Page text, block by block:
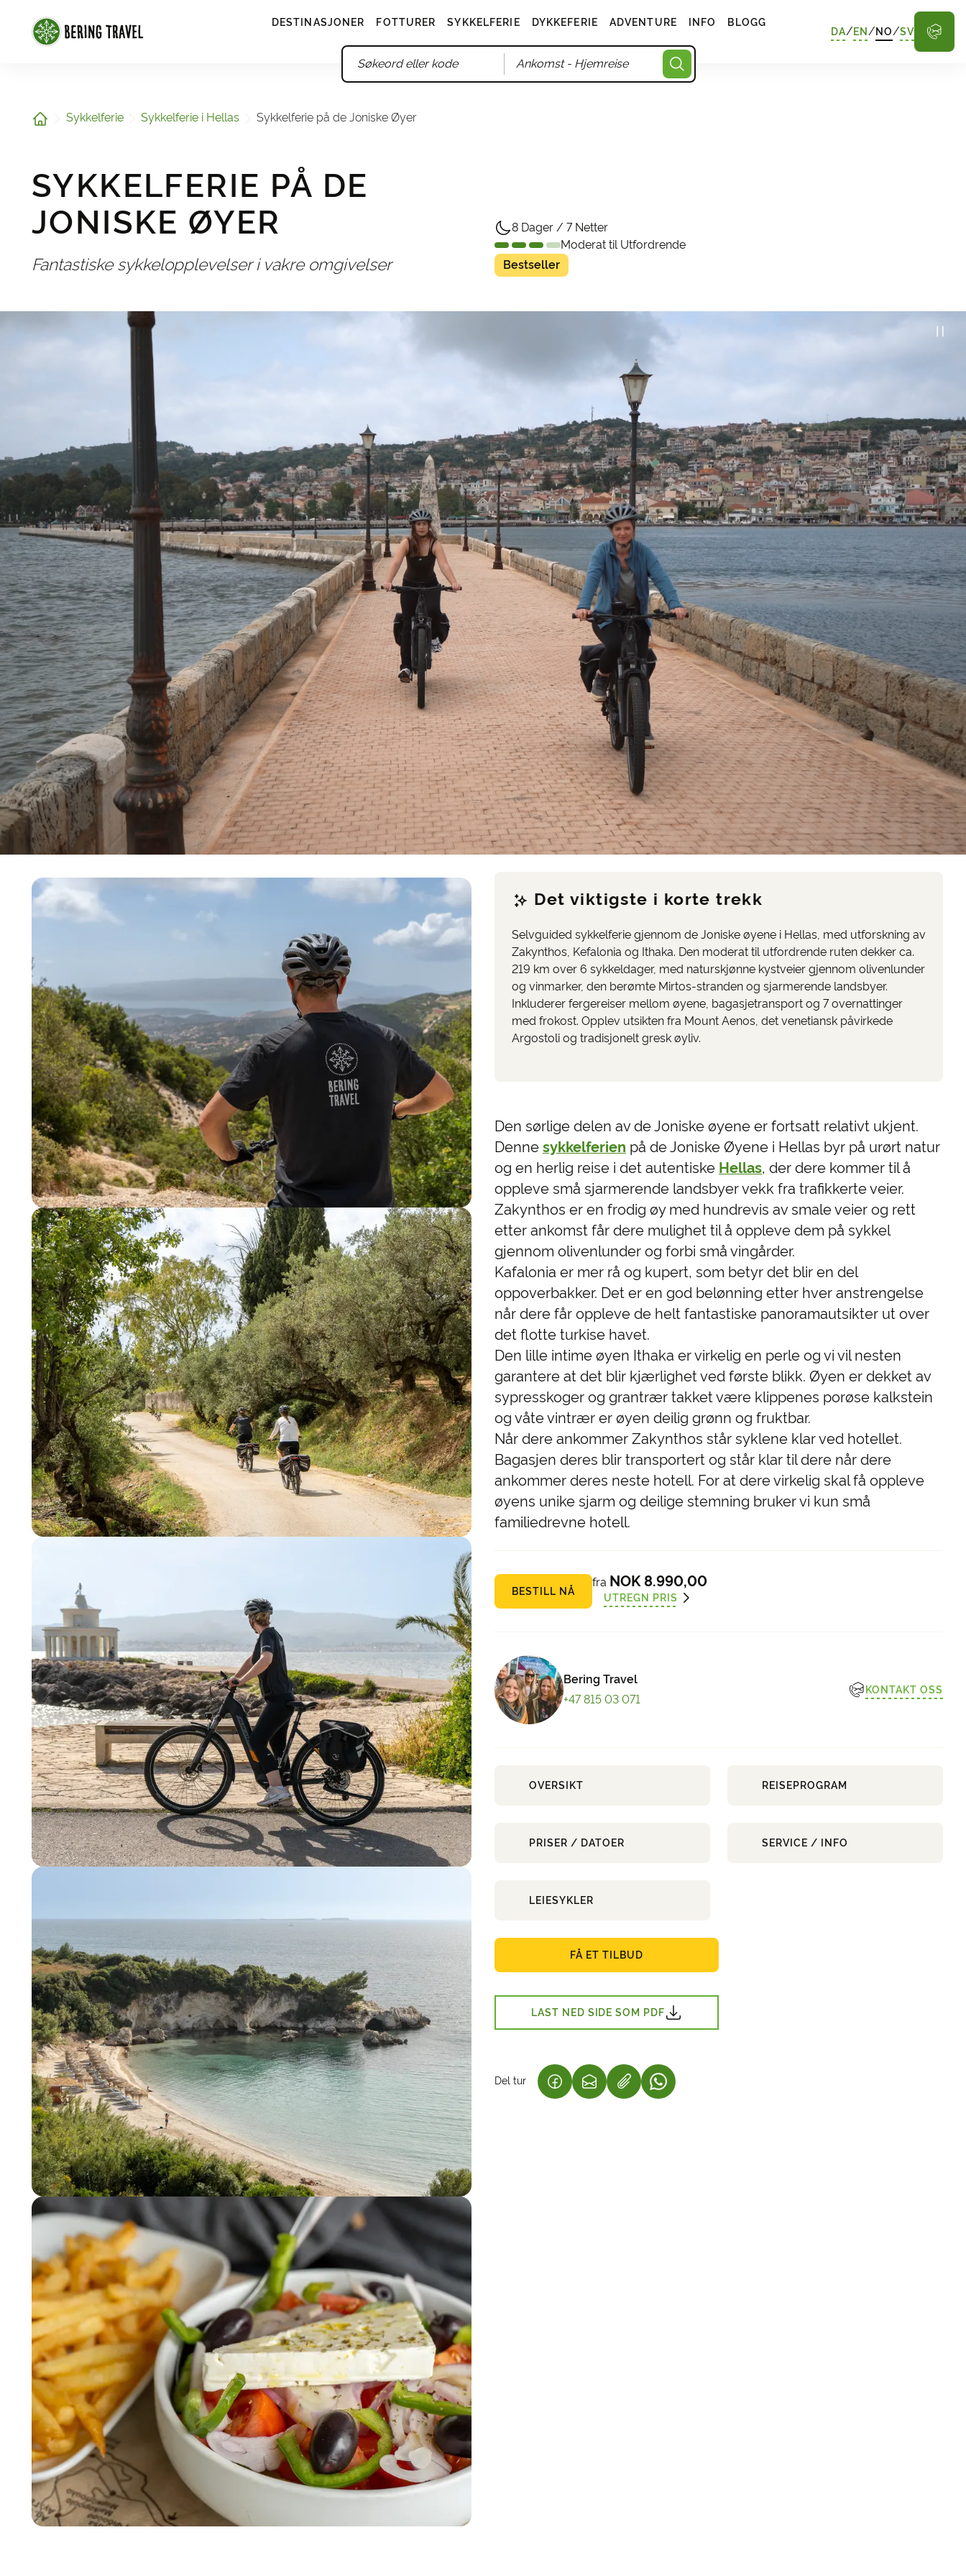
DESTINASJONER FOTTURER SYKKELFERIE DYKKEFERIE ADVENTURE INFO BLOGG
Ankomst- Hjemreise
DA/EN /NO/SV
Hjem Sykkelferie Sykkelferie i Hellas Sykkelferie på de Joniske Øyer
SYKKELFERIE PÅ DE
JONISKE ØYER
Fantastiske sykkelopplevelser i vakre omgivelser
8 Dager / 7 Netter
Moderat til Utfordrende
Bestseller
Det viktigste i korte trekk
Selvguided sykkelferie gjennom de Joniske øyene i Hellas, med utforskning av
Zakynthos, Kefalonia og Ithaka. Den moderat til utfordrende ruten dekker ca.
219 km over 6 sykkeldager, med naturskjønne kystveier gjennom olivenlunder
og vinmarker, den berømte Mirtos-stranden og sjarmerende landsbyer.
Inkluderer fergereiser mellom øyene, bagasjetransport og 7 overnattinger
med frokost. Opplev utsikten fra Mount Aenos, det venetiansk påvirkede
Argostoli og tradisjonelt gresk øyliv.
Den sørlige delen av de Joniske øyene er fortsatt relativt ukjent.
Denne sykkelferien på de Joniske Øyene i Hellas byr på urørt natur
og en herlig reise i det autentiske Hellas, der dere kommer til å
oppleve små sjarmerende landsbyer vekk fra trafikkerte veier.
Zakynthos er en frodig øy med hundrevis av smale veier og rett
etter ankomst får dere mulighet til å oppleve dem på sykkel
gjennom olivenlunder og forbi små vingårder.
Kafalonia er mer rå og kupert, som betyr det blir en del
oppoverbakker. Det er en god belønning etter hver anstrengelse
når dere får oppleve de helt fantastiske panoramautsikter ut over
det flotte turkise havet.
Den lille intime øyen Ithaka er virkelig en perle og vi vil nesten
garantere at det blir kjærlighet ved første blikk. Øyen er dekket av
sypresskoger og grantrær takket være klippenes porøse kalkstein
og våte vintrær er øyen deilig grønn og fruktbar.
Når dere ankommer Zakynthos står syklene klar ved hotellet.
Bagasjen deres blir transportert og står klar til dere når dere
ankommer deres neste hotell. For at dere virkelig skal få oppleve
øyens unike sjarm og deilige stemning bruker vi kun små
familiedrevne hotell.
BESTILL NÅ
fra NOK 8.990,00
UTREGN PRIS
Bering Travel
+47 815 03 071
KONTAKT OSS
FÅ ET TILBUD
LAST NED SIDE SOM PDF
Del tur (LENKE ÅPNES I NY FANE)
(LENKE ÅPNES I NY FANE)(LENKE ÅPNES I NY FANE)
OVERSIKT REISEPROGRAM
PRISER / DATOER SERVICE / INFO
LEIESYKLER